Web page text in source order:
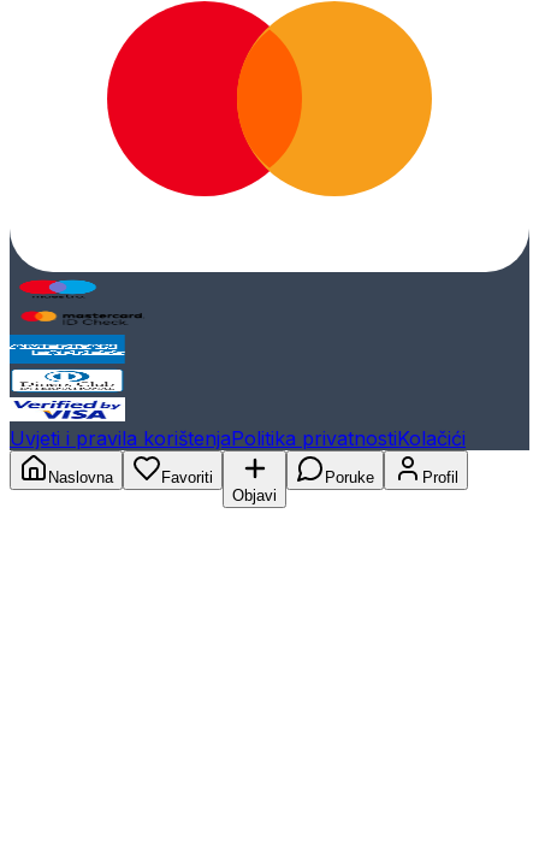
Uvjeti i pravila korištenjaPolitika privatnostiKolačići
Naslovna
Favoriti
Objavi
Poruke Profil